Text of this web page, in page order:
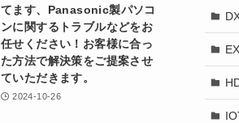
てます、Panasonic製パソコ
ンに関するトラブルなどをお
任せください！お客様に合っ
た方法で解決策をご提案させ
ていただきます。
2024-10-26